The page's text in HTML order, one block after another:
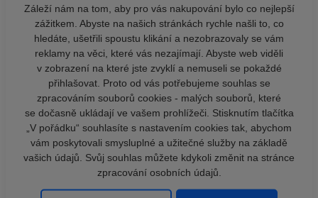
Záleží nám na tom, aby pro vás nakupování bylo co nejlepší
zážitkem. Abyste na našich stránkách rychle našli to, co
hledáte, ušetřili spoustu klikání a nezobrazovaly se vám
reklamy na věci, které vás nezajímají. Abyste web viděli
v zobrazení na které jste zvyklí a nemuseli se pokaždé
přihlašovat. Proto od vás potřebujeme souhlas se
zpracováním souborů cookies - malých souborů, které
se dočasně ukládají ve vašem prohlížeči. Stisknutím tlačítka
„V pořádku“ souhlasíte s nastavením cookies tak, abychom
vám poskytovali smysluplné a užitečné služby na základě
vašich údajů. Svůj souhlas můžete kdykoli změnit na stránce
zpracování osobních údajů.